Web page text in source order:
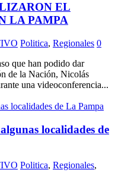
EL
LA PAMPA
Politica, Regionales 0
que han podido dar
de la Nación, Nicolás
una videoconferencia...
localidades de
Politica, Regionales,